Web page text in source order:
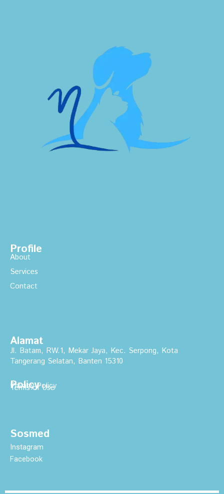
Profile
About
Services
Contact
Alamat
Jl. Batam, RW.1, Mekar Jaya, Kec. Serpong, Kota
Tangerang Selatan, Banten 15310
Policy
Privacy Policy
Terms of Use
Sosmed
Instagram
Facebook